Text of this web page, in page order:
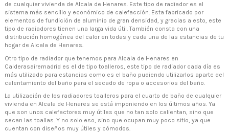
de cualquier vivienda de Alcala de Henares. Este tipo de radiador es el
sistema más sencillo y económico de calefacción. Esta fabricado por
elementos de fundición de aluminio de gran densidad, y gracias a esto, este
tipo de radiadores tienen una larga vida útil. También consta con una
distribución homogénea del calor en todas y cada una de las estancias de tu
hogar de Alcala de Henares.
Otro tipo de radiador que tenemos para Alcala de Henares en
Calderasairemadrid es el de tipo toalleros, este tipo de radiador cada día es
más utilizado para estancias como es el baño pudiendo utilizarlos aparte del
calentamiento del baño para el secado de ropa o accesorios del baño.
La utilización de los radiadores toalleros para el cuarto de baño de cualquier
vivienda en Alcala de Henares se está imponiendo en los últimos años. Ya
que son unos calefactores muy útiles que no tan solo calientan, sino que
secan las toallas. Y no solo eso, sino que ocupan muy poco sitio, ya que
cuentan con diseños muy útiles y cómodos.